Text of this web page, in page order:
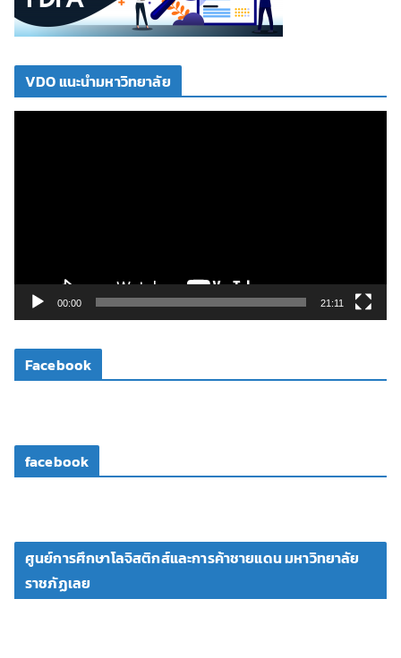
VDO แนะนำมหาวิทยาลัย
ดี
โ
00:00 21:11
Facebook
facebook
ศูนย์การศึกษาโลจิสติกส์และการค้าชายแดน มหาวิทยาลัย
ราชภัฏเลย